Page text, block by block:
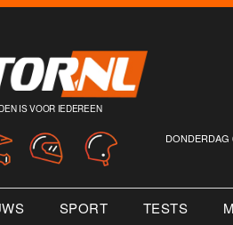
IS VOOR IEDEREEN
DONDERDAG
SPORT TESTS